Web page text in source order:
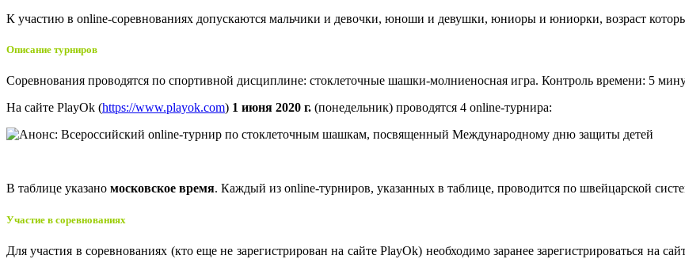
К участию в online-соревнованиях допускаются мальчики и девочки, юноши и девушки, юниоры и юниорки, возраст
Описание турниров
Соревнования проводятся по спортивной дисциплине: стоклеточные шашки-молниеносная игра. Контроль времени: 5
На сайте PlayOk (https://www.playok.com) 1 июня 2020 г. (понедельник) проводятся 4 online-турнира:
В таблице указано московское время. Каждый из online-турниров, указанных в таблице, проводится по швейцарской
Участие в соревнованиях
Для участия в соревнованиях (кто еще не зарегистрирован на сайте PlayOk) необходимо заранее зарегистрироваться на